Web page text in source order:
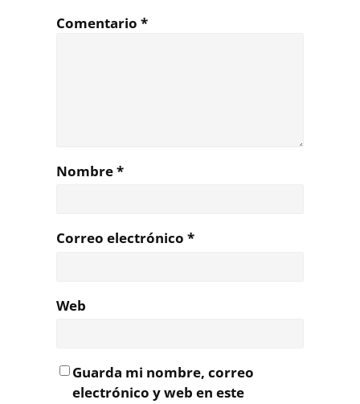
Comentario *
Nombre*
Correo electrónico *
Web
Guarda mi nombre, correo
electrónico y web en este